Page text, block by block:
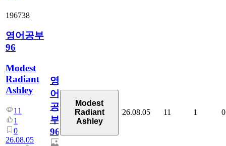
196738
영어공부
96
Modest
Radiant
Ashley
11
1
0
26.08.05
영
어
공
부
96
Modest
Radiant
Ashley
26.08.05 11 1 0